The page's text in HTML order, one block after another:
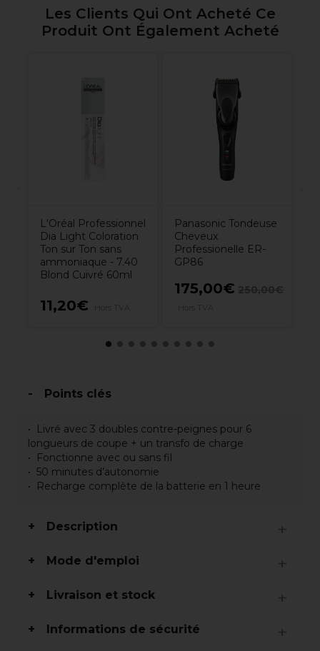
Les Clients Qui Ont Acheté Ce
Produit Ont Également Acheté
L'Oréal Professionnel
Dia Light Coloration
Ton sur Ton sans
ammoniaque - 7.40
Blond Cuivré 60ml
11,20€
Panasonic Tondeuse
Cheveux
Professionelle ER-
GP86
175,00€
Points clés
Livré avec 3 doubles contre-peignes pour 6
longueurs de coupe + un transfo de charge
Fonctionne avec ou sans fil
50 minutes d’autonomie
Recharge complète de la batterie en 1 heure
Description
Mode d'emploi
Livraison et stock
Informations de sécurité